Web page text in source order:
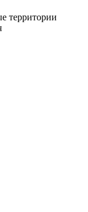
территории